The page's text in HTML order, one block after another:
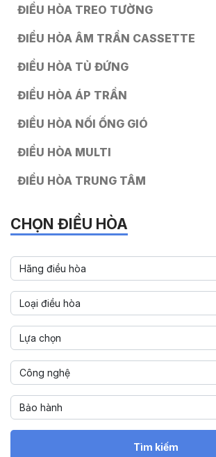
ĐIỀU HÒA TREO TƯỜNG
ĐIỀU HÒA ÂM TRẦN CASSETTE
ĐIỀU HÒA TỦ ĐỨNG
ĐIỀU HÒA ÁP TRẦN
ĐIỀU HÒA NỐI ỐNG GIÓ
ĐIỀU HÒA MULTI
ĐIỀU HÒA TRUNG TÂM
CHỌN ĐIỀU HÒA
Tìm kiếm